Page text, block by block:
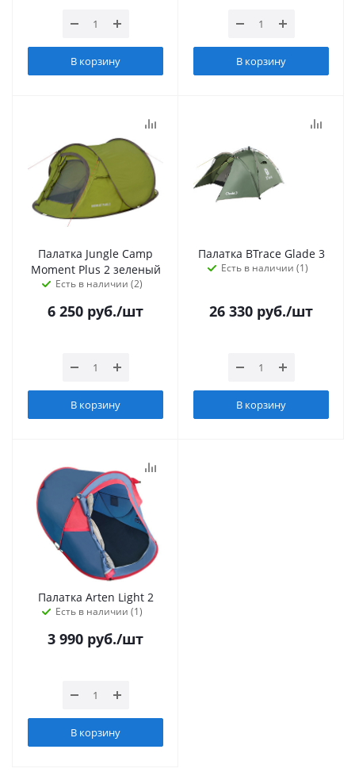
В корзину В корзину
Палатка Jungle Camp
Moment Plus 2 зеленый
Есть в наличии (2)
6 250 руб./шт
В корзину
Палатка BTrace Glade 3
Есть в наличии (1)
26 330 руб./шт
В корзину
Палатка Arten Light 2
Есть в наличии (1)
3 990 руб./шт
В корзину